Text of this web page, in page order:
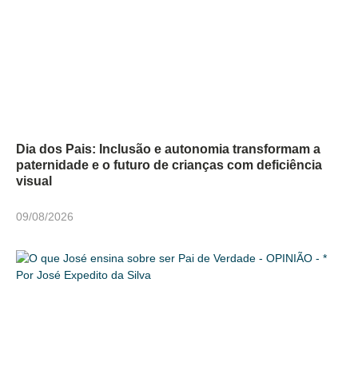
Dia dos Pais: Inclusão e autonomia transformam a
paternidade e o futuro de crianças com deficiência
visual
09/08/2026